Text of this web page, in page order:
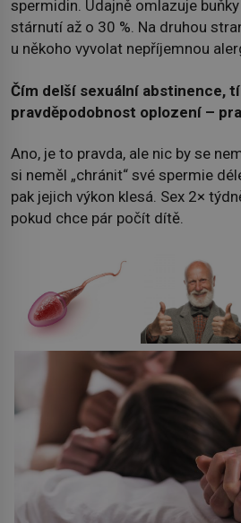
spermidin. Údajně omlazuje
stárnutí až o 30 %. Na druhou
u někoho vyvolat nepříjemnou
Čím delší sexuální abstinence,
pravděpodobnost oplození –
Ano, je to pravda, ale nic by se
si neměl „chránit“ své spermie
pak jejich výkon klesá. Sex 2×
pokud chce pár počít dítě.